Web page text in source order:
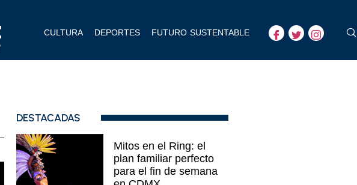
CULTURA DEPORTES FUTURO SUSTENTABLE
DESTACADAS
Mitos en el Ring: el
plan familiar perfecto
para el fin de semana